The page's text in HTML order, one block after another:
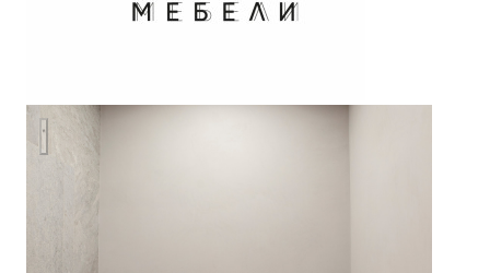
Таунхаус на Рублево-Успенском шоссе